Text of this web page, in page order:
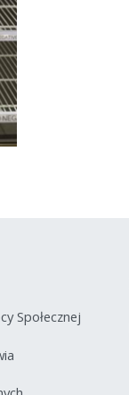
Społecznej